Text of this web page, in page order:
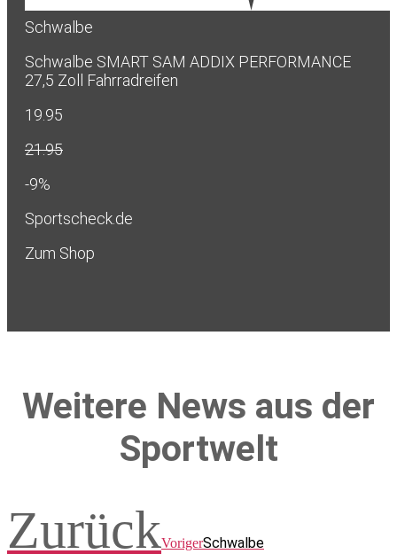
Schwalbe
Schwalbe SMART SAM ADDIX PERFORMANCE
27,5 Zoll Fahrradreifen
19.95
21.95
-9%
Sportscheck.de
Zum Shop
Weitere News aus der
Sportwelt
ZurückVorigerSchwalbe